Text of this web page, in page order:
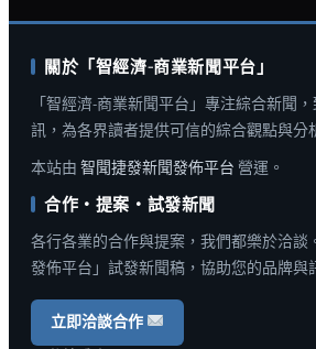
關於「智經濟-商業新聞平台」
「智經濟-商業新聞平台」專注綜合新聞
訊，為各界讀者提供可信的綜合觀點與分
本站由 智聞捷發新聞發佈平台 營運。
合作・提案・試發新聞
各行各業的合作與提案，我們都樂於洽談
發佈平台」試發新聞稿，協助您的品牌與
立即洽談合作